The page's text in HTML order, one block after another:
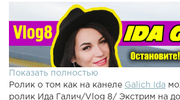
Показать полностью
Ролик о том как на канеле Galich Ida
ролик Ида Галич/Vlog 8/ Экстрим на